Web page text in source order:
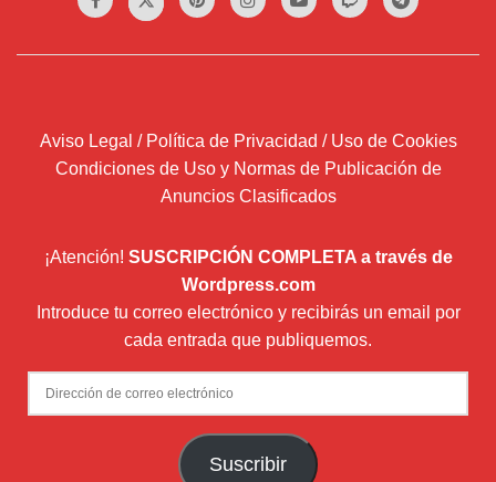
Aviso Legal / Política de Privacidad / Uso de Cookies
Condiciones de Uso y Normas de Publicación de
Anuncios Clasificados
¡Atención! SUSCRIPCIÓN COMPLETA a través de
Wordpress.com
Introduce tu correo electrónico y recibirás un email por
cada entrada que publiquemos.
Dirección
de
Suscribir